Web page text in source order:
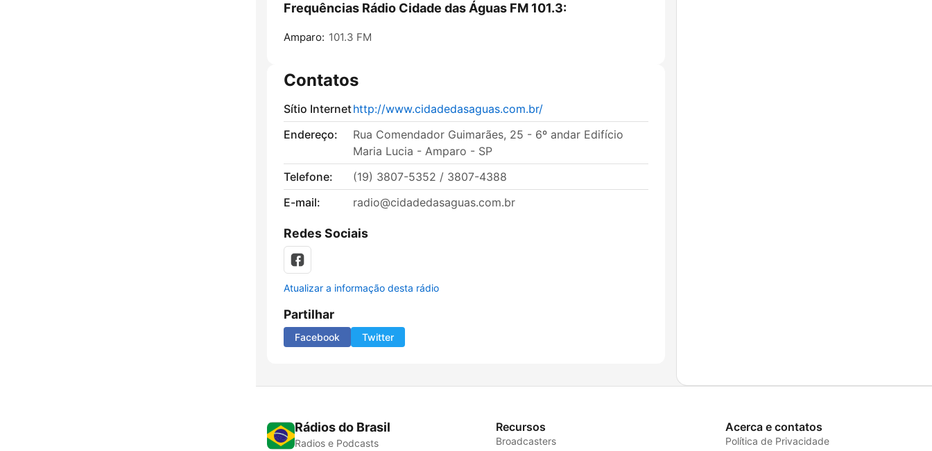
Frequências Rádio Cidade das Águas FM 101.3:
Amparo: 101.3 FM
Contatos
Sítio Internethttp://www.cidadedasaguas.com.br/
Endereço:
Rua Comendador Guimarães, 25 - 6º andar Edifício
Maria Lucia - Amparo - SP
Telefone:
(19) 3807-5352 / 3807-4388
E-mail:
radio@cidadedasaguas.com.br
Redes Sociais
Atualizar a informação desta rádio
Partilhar
Facebook Twitter
Rádios do Brasil
Radios e Podcasts
Recursos
Broadcasters
Acerca e contatos
Política de Privacidade